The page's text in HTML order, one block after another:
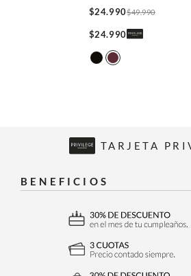
$24.990$49.990
$24.990
TARJETA
BENEFICIOS